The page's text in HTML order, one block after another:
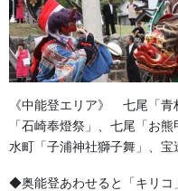
1. 魔除けと守護
懸帯に施される刺繍には、
「虎」「鷹」といった強く
お祭りの際に悪いものを追
があるためです。
昇り竜 : 運気上昇、家
《中能登エリア》 七尾「青
「石崎奉燈祭」、七尾「お
水町「子浦神社獅子舞」、宝
◆奥能登あわせると「キリコ